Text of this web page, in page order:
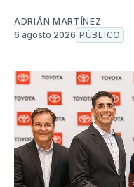
ADRIÁN MARTÍNEZ
6 agosto 2026 PÚBLICO